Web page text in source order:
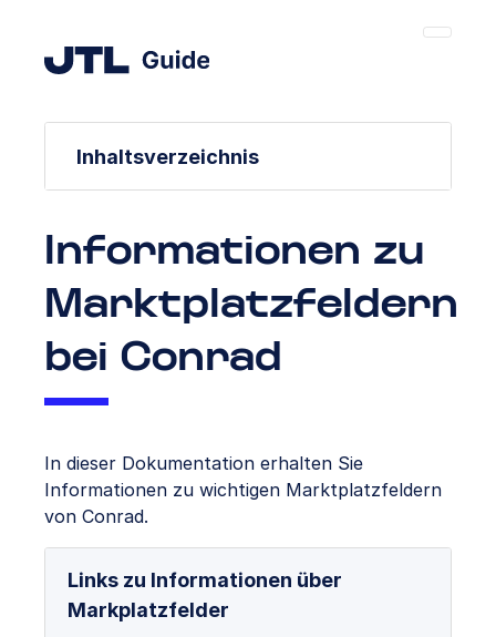
Inhaltsverzeichnis
Informationen zu
Marktplatzfeldern
bei Conrad
In dieser Dokumentation erhalten Sie
Informationen zu wichtigen Marktplatzfeldern
von Conrad.
Links zu Informationen über
Markplatzfelder